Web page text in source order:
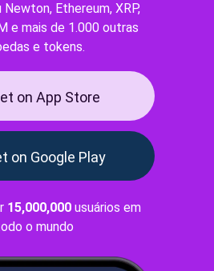
Newton, Ethereum, XRP,
e mais de 1.000 outras
e tokens.
on App Store
on Google Play
15,000,000usuários em
o mundo